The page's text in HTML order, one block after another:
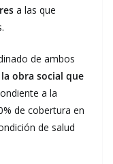
a las que
de ambos
obra social que
a la
de cobertura en
de salud